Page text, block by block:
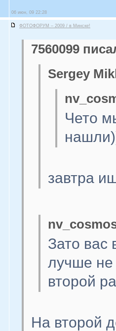
06 июн, 09 22:28
ФОТОФОРУМ – 2009 / в Минске!
7560099
Sergey
Чето
завтра
Зато вас
лучше не
второй
На второй